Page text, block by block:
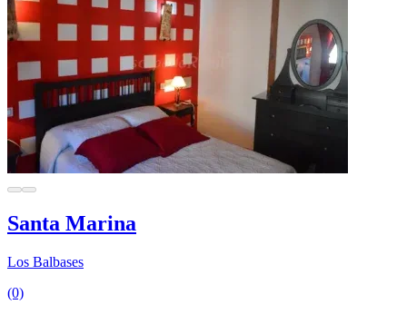
Santa Marina
Los Balbases
(0)